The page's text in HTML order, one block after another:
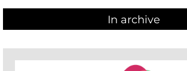
In archive